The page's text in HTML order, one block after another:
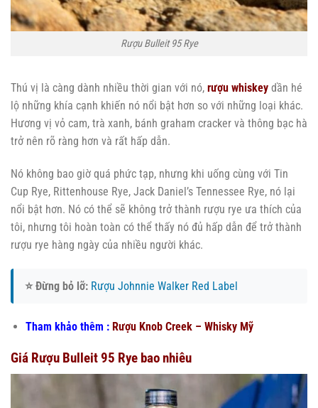
Rượu Bulleit 95 Rye
Thú vị là càng dành nhiều thời gian với nó, rượu whiskey dần hé
lộ những khía cạnh khiến nó nổi bật hơn so với những loại khác.
Hương vị vỏ cam, trà xanh, bánh graham cracker và thông bạc hà
trở nên rõ ràng hơn và rất hấp dẫn.
Nó không bao giờ quá phức tạp, nhưng khi uống cùng với Tin
Cup Rye, Rittenhouse Rye, Jack Daniel’s Tennessee Rye, nó lại
nổi bật hơn. Nó có thể sẽ không trở thành rượu rye ưa thích của
tôi, nhưng tôi hoàn toàn có thể thấy nó đủ hấp dẫn để trở thành
rượu rye hàng ngày của nhiều người khác.
⭐ Đừng bỏ lỡ: Rượu Johnnie Walker Red Label
Tham khảo thêm : Rượu Knob Creek – Whisky Mỹ
Giá Rượu Bulleit 95 Rye bao nhiêu